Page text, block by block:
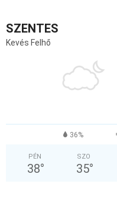
SZENTES
Kevés Felhő
36%
PÉN
38°
SZO
35°